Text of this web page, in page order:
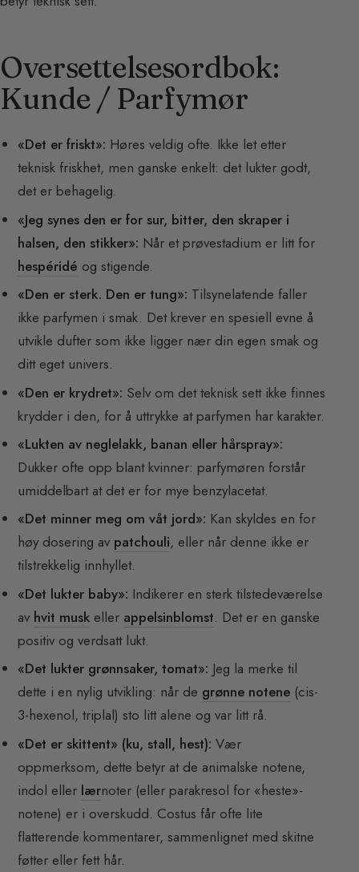
Oversettelsesordbok:
Kunde / Parfymør
«Det er friskt»: Høres veldig ofte. Ikke let etter
teknisk friskhet, men ganske enkelt: det lukter godt,
det er behagelig.
«Jeg synes den er for sur, bitter, den skraper i
halsen, den stikker»: Når et prøvestadium er litt for
hespéridé og stigende.
«Den er sterk. Den er tung»: Tilsynelatende faller
ikke parfymen i smak. Det krever en spesiell evne å
utvikle dufter som ikke ligger nær din egen smak og
ditt eget univers.
«Den er krydret»: Selv om det teknisk sett ikke finnes
krydder i den, for å uttrykke at parfymen har karakter.
«Lukten av neglelakk, banan eller hårspray»:
Dukker ofte opp blant kvinner: parfymøren forstår
umiddelbart at det er for mye benzylacetat.
«Det minner meg om våt jord»: Kan skyldes en for
høy dosering av patchouli, eller når denne ikke er
tilstrekkelig innhyllet.
«Det lukter baby»: Indikerer en sterk tilstedeværelse
av hvit musk eller appelsinblomst. Det er en ganske
positiv og verdsatt lukt.
«Det lukter grønnsaker, tomat»: Jeg la merke til
dette i en nylig utvikling: når de grønne notene (cis-
3-hexenol, triplal) sto litt alene og var litt rå.
«Det er skittent» (ku, stall, hest): Vær
oppmerksom, dette betyr at de animalske notene,
indol eller lærnoter (eller parakresol for «heste»-
notene) er i overskudd. Costus får ofte lite
flatterende kommentarer, sammenlignet med skitne
føtter eller fett hår.